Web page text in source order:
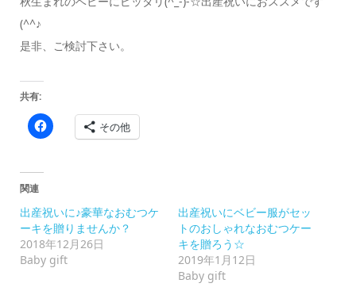
(^^♪
是非、ご検討下さい。
共有:
Facebook
で
ク
リ
ッ
ク
し
て
く
その他
関連
出産祝いに♪豪華なおむつケ
ーキを贈りませんか？
2018年12月26日
Baby gift
出産祝いにベビー服がセッ
トのおしゃれなおむつケー
キを贈ろう☆
2019年1月12日
Baby gift